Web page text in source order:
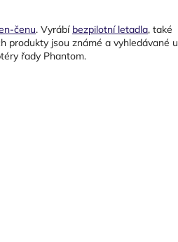
čenu. Vyrábí bezpilotní letadla, také
produkty jsou známé a vyhledávané u
řady Phantom.